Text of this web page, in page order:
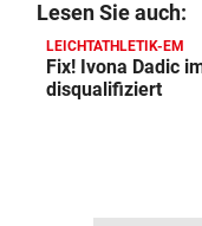
Lesen Sie auch:
LEICHTATHLETIK-EM
Fix! Ivona Dadic
disqualifiziert